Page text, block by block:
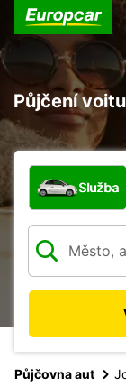
Půjčení
Jaký typ
Služba
Půjčovna aut